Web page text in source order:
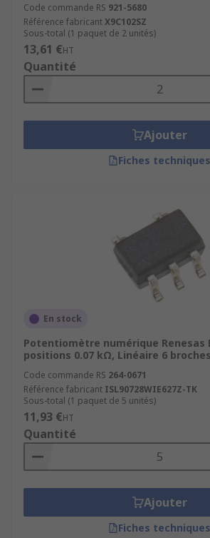
Code commande RS 921-5680
Référence fabricantX9C102SZ
Sous-total (1 paquet de 2 unités)
13,61 €HT
Quantité
Ajouter
Fiches techniques
En stock
Potentiomètre numérique Renesas
positions 0.07 kΩ, Linéaire 6
Code commande RS 264-0671
Référence fabricant ISL90728WIE627Z-TK
Sous-total (1 paquet de 5 unités)
11,93 €HT
Quantité
Ajouter
Fiches techniques